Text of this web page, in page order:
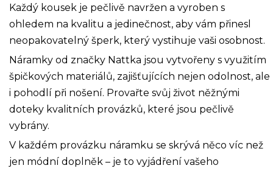
Každý kousek je pečlivě navržen a vyroben s
ohledem na kvalitu a jedinečnost, aby vám přinesl
neopakovatelný šperk, který vystihuje vaši osobnost.
Náramky od značky Nattka jsou vytvořeny s využitím
špičkových materiálů, zajišťujících nejen odolnost, ale
i pohodlí při nošení. Provařte svůj život něžnými
doteky kvalitních provázků, které jsou pečlivě
vybrány.
V každém provázku náramku se skrývá něco víc než
jen módní doplněk – je to vyjádření vašeho